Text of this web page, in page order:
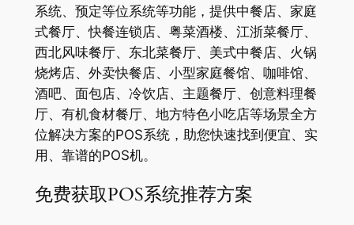
系统、预定等位系统等功能，提供中餐店、家庭
式餐厅、快餐连锁店、粤菜酒楼、江浙菜餐厅、
西北风味餐厅、东北菜餐厅、美式中餐店、火锅
烧烤店、外卖快餐店、小型家庭餐馆、咖啡馆、
酒吧、面包店、冷饮店、主题餐厅、创意料理餐
厅、有机食材餐厅、地方特色小吃店等场景全方
位解决方案的POS系统，助您快速找到便宜、实
用、靠谱的POS机。
免费获取POS系统推荐方案